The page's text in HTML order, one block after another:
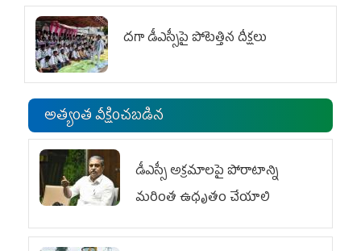
దగా డీఎస్సీపై పోటెత్తిన దీక్షలు
అత్యంత వీక్షించబడిన
డీఎస్సీ అక్రమాలపై పోరాటాన్ని
మరింత ఉధృతం చేయాలి